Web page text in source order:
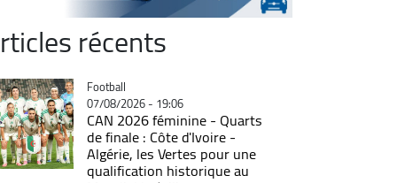
récents
Catégorie
Football
07/08/2026 - 19:06
CAN 2026 féminine - Quarts
de finale : Côte d'Ivoire -
Algérie, les Vertes pour une
qualification historique au